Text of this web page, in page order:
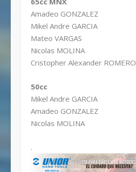
Amadeo GONZALEZ
Mikel Andre GARCIA
Mateo VARGAS
Nicolas MOLINA
Cristopher Alexander ROMERO
50cc
Mikel Andre GARCIA
Amadeo GONZALEZ
Nicolas MOLINA
.